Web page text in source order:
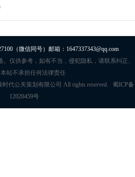
（微信同号）邮箱：1647337343@qq.com
仅供参考，如有不当，侵犯隐私，请联系纠正、
站不承担任何法律责任
代公关策划有限公司 All rights reserved. 蜀ICP备
12020459号